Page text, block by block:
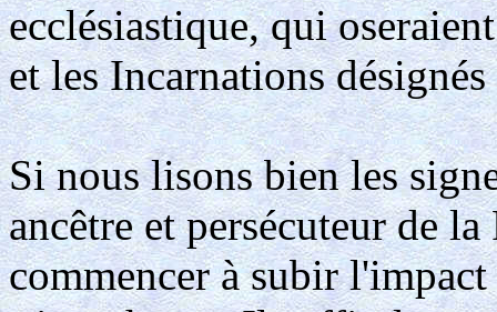
ecclésiastique, qui
et les Incarnations
Si nous lisons bien les
ancêtre et persécuteur de
commencer à subir